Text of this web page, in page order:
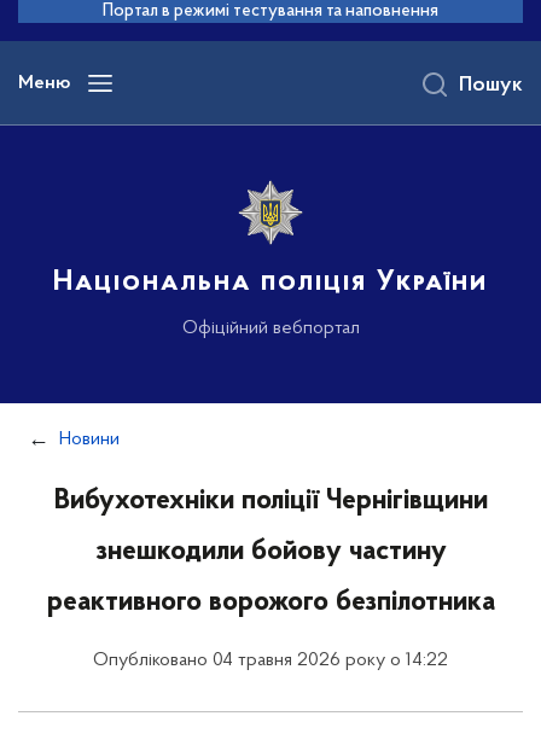
основного
вмісту
Портал в режимі тестування та наповнення
Меню
Національна поліція України
Офіційний вебпортал
Пошук
Новини
Вибухотехніки поліції Чернігівщини
знешкодили бойову частину
реактивного ворожого безпілотника
Опубліковано 04 травня 2026 року о 14:22